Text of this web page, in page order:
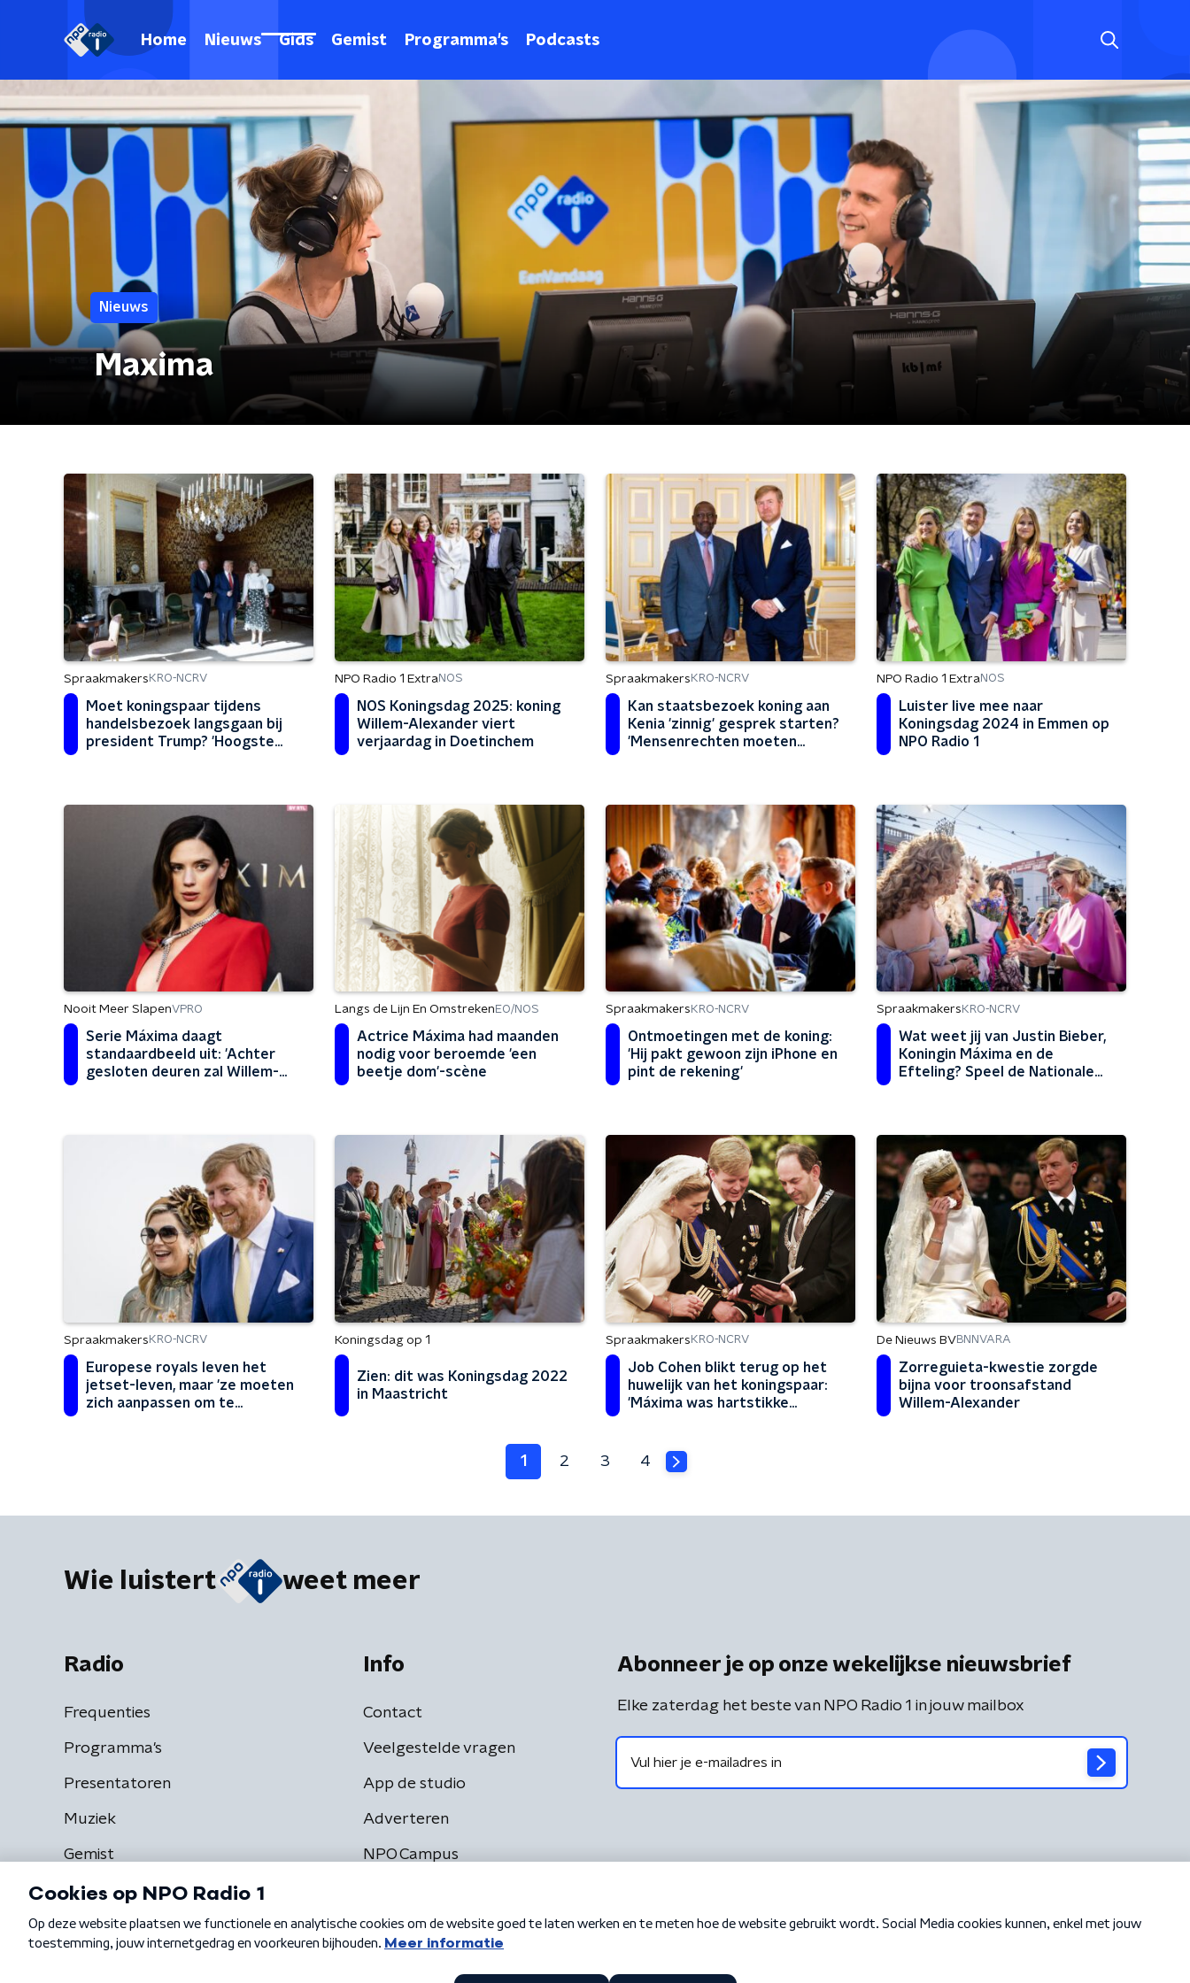
Home Nieuws Gids Gemist Programma's Podcasts
Nieuws
Maxima
Spraakmakers KRO-NCRV
Moet koningspaar tijdens
handelsbezoek langsgaan bij
president Trump? 'Hoogste
NPO Radio 1 Extra NOS
NOS Koningsdag 2025: koning
Willem-Alexander viert
verjaardag in Doetinchem
Spraakmakers KRO-NCRV
Kan staatsbezoek koning aan
Kenia 'zinnig' gesprek starten?
'Mensenrechten moeten
NPO Radio 1 Extra NOS
Luister live mee naar
Koningsdag 2024 in Emmen op
NPO Radio 1
Nooit Meer SlapenVPRO
Serie Máxima daagt
standaardbeeld uit: 'Achter
gesloten deuren zal Willem-
Langs de Lijn En Omstreken EO/NOS
Actrice Máxima had maanden
nodig voor beroemde 'een
beetje dom'-scène
Spraakmakers KRO-NCRV
Ontmoetingen met de koning:
'Hij pakt gewoon zijn iPhone en
pint de rekening'
Spraakmakers KRO-NCRV
Wat weet jij van Justin Bieber,
Koningin Máxima en de
Efteling? Speel de Nationale
Spraakmakers KRO-NCRV
Europese royals leven het
jetset-leven, maar 'ze moeten
zich aanpassen om te
Koningsdag op 1
Zien: dit was Koningsdag 2022
in Maastricht
Spraakmakers KRO-NCRV
Job Cohen blikt terug op het
huwelijk van het koningspaar:
'Máxima was hartstikke
De Nieuws BVBNNVARA
Zorreguieta-kwestie zorgde
bijna voor troonsafstand
Willem-Alexander
1 2 3 4
Wie luistert weet meer
Radio
Frequenties
Programma's
Presentatoren
Muziek
Gemist
Info
Contact
Veelgestelde vragen
App de studio
Adverteren
NPO Campus
Abonneer je op onze wekelijkse nieuwsbrief
Elke zaterdag het beste van NPO Radio 1 in jouw mailbox
Algemene voorwaarden Privacybeleid